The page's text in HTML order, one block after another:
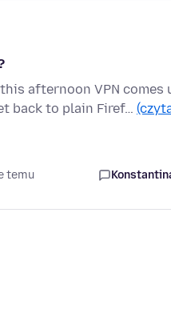
afternoon VPN comes
back to plain Firef…
temu